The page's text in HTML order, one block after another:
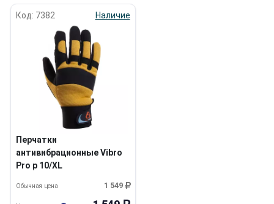
Код: 7382 Наличие
Перчатки
антивибрационные Vibro
Pro р 10/XL
1 549
Обычная цена